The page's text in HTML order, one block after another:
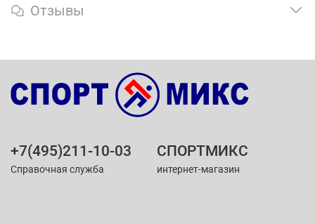
Отзывы
+7(495)211-10-03
Справочная служба
СПОРТМИКС
интернет-магазин